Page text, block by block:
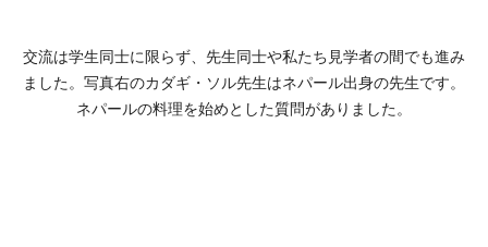
交流は学生同士に限らず、先生同士や私たち見学者の間でも進み
ました。写真右のカダギ・ソル先生はネパール出身の先生です。
ネパールの料理を始めとした質問がありました。